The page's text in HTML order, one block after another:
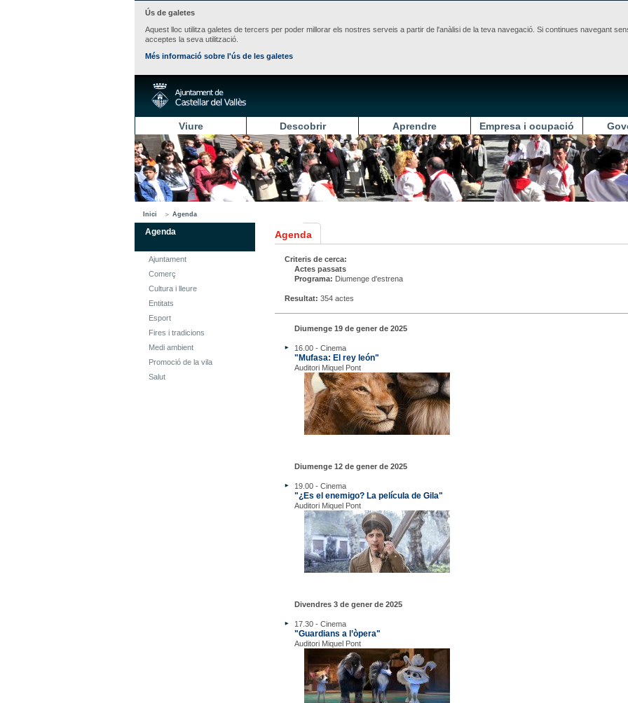
Ús de galetes
Aquest lloc utilitza galetes de tercers per poder millorar els nostres serveis a partir de l'anàlisi de la teva navegació. Si continues navegant
acceptes la seva utilització.
Més informació sobre l'ús de les galetes
Viure Descobrir Aprendre Empresa i ocupació
Inici Agenda
Agenda
Ajuntament
Comerç
Cultura i lleure
Entitats
Esport
Fires i tradicions
Medi ambient
Promoció de la vila
Salut
Agenda
Criteris de cerca:
Actes passats
Programa: Diumenge d'estrena
Resultat: 354 actes
Diumenge 19 de gener de 2025
16.00 - Cinema
"Mufasa: El rey león"
Auditori Miquel Pont
Diumenge 12 de gener de 2025
19.00 - Cinema
"¿Es el enemigo? La película de Gila"
Auditori Miquel Pont
Divendres 3 de gener de 2025
17.30 - Cinema
"Guardians a l’òpera"
Auditori Miquel Pont